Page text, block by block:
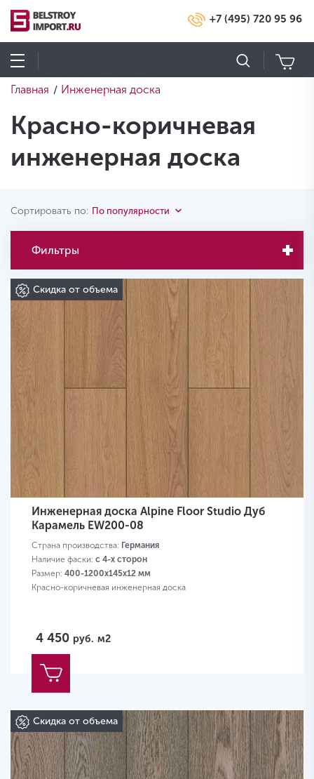
+7 (495) 720 95 96
Главная / Инженерная доска
Красно-коричневая
инженерная доска
Сортировать по: По популярности
Фильтры
Скидка от объема
Инженерная доска Alpine Floor Studio Дуб
Карамель EW200-08
Страна производства: Германия
Наличие фаски: с 4-х сторон
Размер: 400-1200х145х12 мм
Красно-коричневая инженерная доска
4 450 руб. м2
Скидка от объема